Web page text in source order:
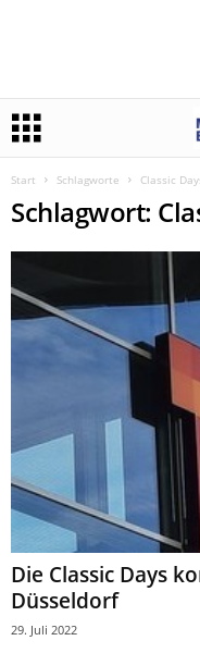
Start Schlagworte Classic
Schlagwort:
Die Classic Days
Düsseldorf
29. Juli 2022